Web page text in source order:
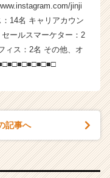
jinji
14名 キャリアカウン
ールスマーケター：2
ィス：2名 その他、オ
記事へ